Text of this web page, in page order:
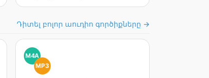
Դիտել բոլոր աուդիո գործիքները →
M4A
MP3